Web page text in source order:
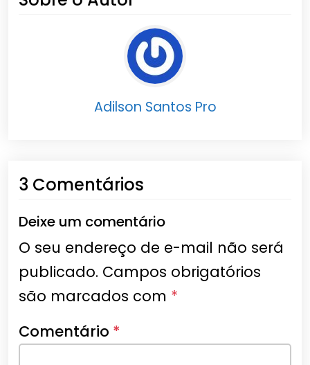
Adilson Santos Pro
3 Comentários
Deixe um comentário
O seu endereço de e-mail não será
publicado. Campos obrigatórios
são marcados com *
Comentário *